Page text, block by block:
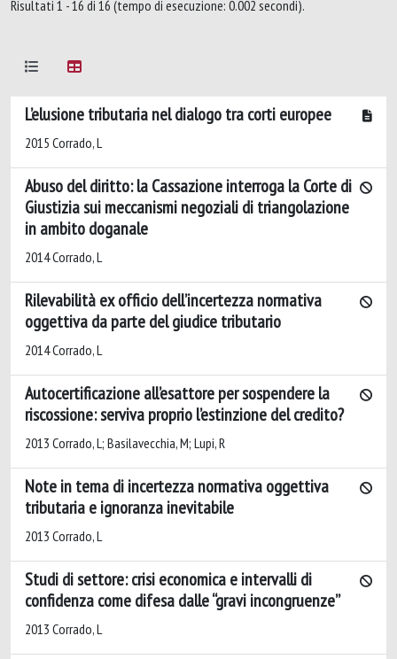
Risultati 1 - 16 di 16 (tempo di esecuzione: 0.002 secondi).
L’elusione tributaria nel dialogo tra corti europee
2015 Corrado, L
Abuso del diritto: la Cassazione interroga la Corte di
Giustizia sui meccanismi negoziali di triangolazione
in ambito doganale
2014 Corrado, L
Rilevabilità ex officio dell’incertezza normativa
oggettiva da parte del giudice tributario
2014 Corrado, L
Autocertificazione all’esattore per sospendere la
riscossione: serviva proprio l’estinzione del credito?
2013 Corrado, L; Basilavecchia, M; Lupi, R
Note in tema di incertezza normativa oggettiva
tributaria e ignoranza inevitabile
2013 Corrado, L
Studi di settore: crisi economica e intervalli di
confidenza come difesa dalle “gravi incongruenze”
2013 Corrado, L